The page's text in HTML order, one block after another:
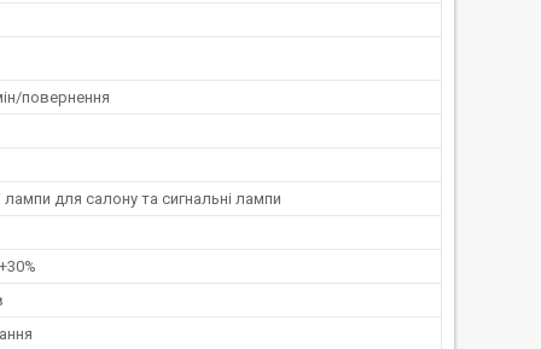
повернення
лампи для салону та сигнальні лампи